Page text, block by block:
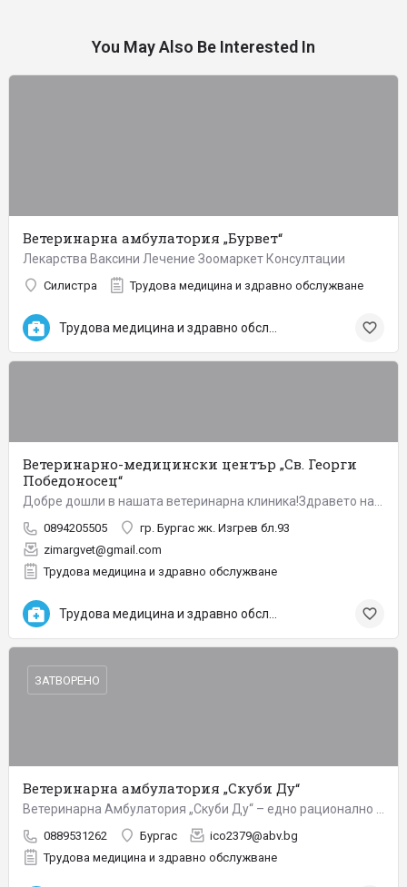
You May Also Be Interested In
Ветеринарна амбулатория „Бурвет“
Лекарства Ваксини Лечение Зоомаркет Консултации
Силистра Трудова медицина и здравно обслужване
Ветеринарно-медицински център „Св. Георги
Победоносец“
0894205505
гр. Бургас жк. Изгрев бл.93
zimargvet@gmail.com
Трудова медицина и здравно обслужване
Ветеринарна амбулатория „Скуби Ду“
0889531262 Бургас
ico2379@abv.bg
Трудова медицина и здравно обслужване
ЗАТВОРЕНО